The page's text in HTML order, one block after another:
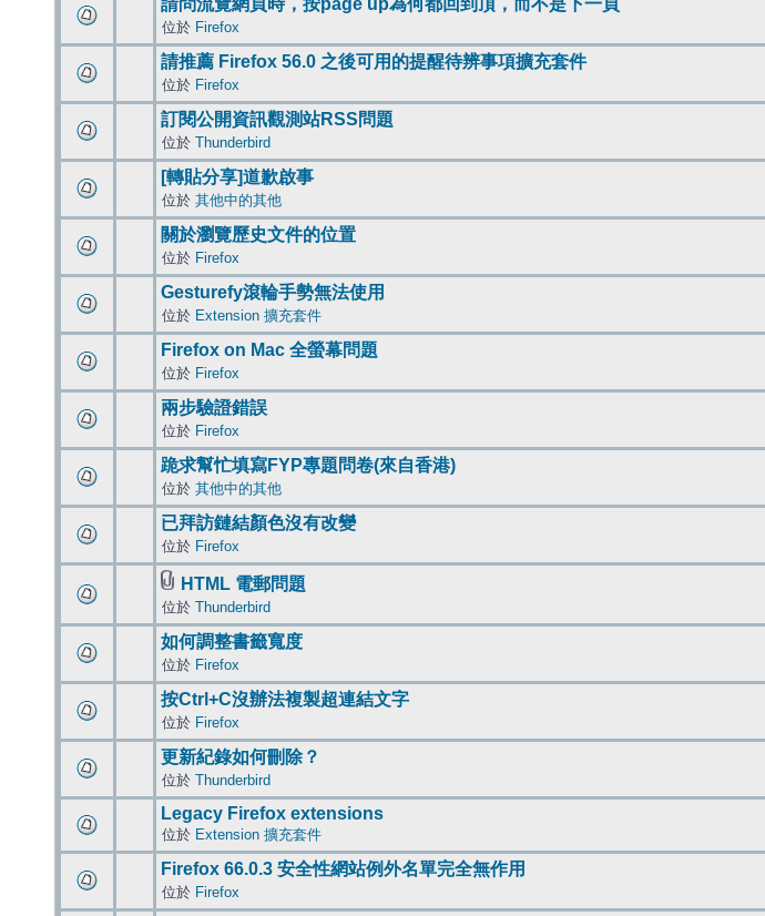
請問流覽網頁時，按page up為何都回到頂，而不是下一頁
位於 Firefox
請推薦 Firefox 56.0 之後可用的提醒待辨事項擴充套件
位於 Firefox
訂閱公開資訊觀測站RSS問題
位於 Thunderbird
[轉貼分享]道歉啟事
位於 其他中的其他
關於瀏覽歷史文件的位置
位於 Firefox
Gesturefy滾輪手勢無法使用
位於 Extension 擴充套件
Firefox on Mac 全螢幕問題
位於 Firefox
兩步驗證錯誤
位於 Firefox
跪求幫忙填寫FYP專題問卷(來自香港)
位於 其他中的其他
已拜訪鏈結顏色沒有改變
位於 Firefox
HTML 電郵問題
位於 Thunderbird
如何調整書籤寬度
位於 Firefox
按Ctrl+C沒辦法複製超連結文字
位於 Firefox
更新紀錄如何刪除？
位於 Thunderbird
Legacy Firefox extensions
位於 Extension 擴充套件
Firefox 66.0.3 安全性網站例外名單完全無作用
位於 Firefox